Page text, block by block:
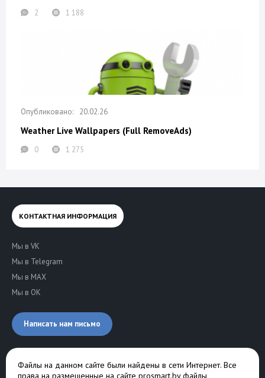
2 1 188
20.02.26
Weather Live Wallpapers (Full RemoveAds)
0 1 275
КОНТАКТНАЯ ИНФОРМАЦИЯ
Мы в VK
Мы в Telegram
Мы в MAX
Мы в OK
Написать нам письмо
Файлы на данном сайте были найдены в сети Интернет. Все
права на размещенные на сайте prosmart.by файлы